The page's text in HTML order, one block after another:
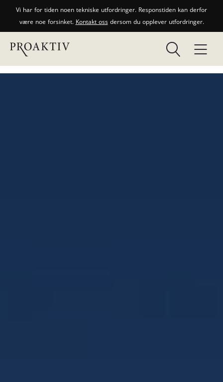
Vi har for tiden noen tekniske utfordringer. Responstiden kan derfor
være noe forsinket. Kontakt ossdersom du opplever utfordringer.